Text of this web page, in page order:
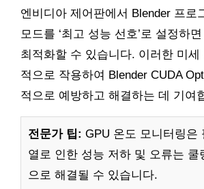
엔비디아 제어판에서 Blender 프로
모드를 ‘최고 성능 선호’로 설정하
최적화할 수 있습니다. 이러한 미세
적으로 작용하여 Blender CUDA
적으로 예방하고 해결하는 데 기여
전문가 팁: GPU 온도 모니터링은
열로 인한 성능 저하 및 오류는 쿨
으로 해결될 수 있습니다.